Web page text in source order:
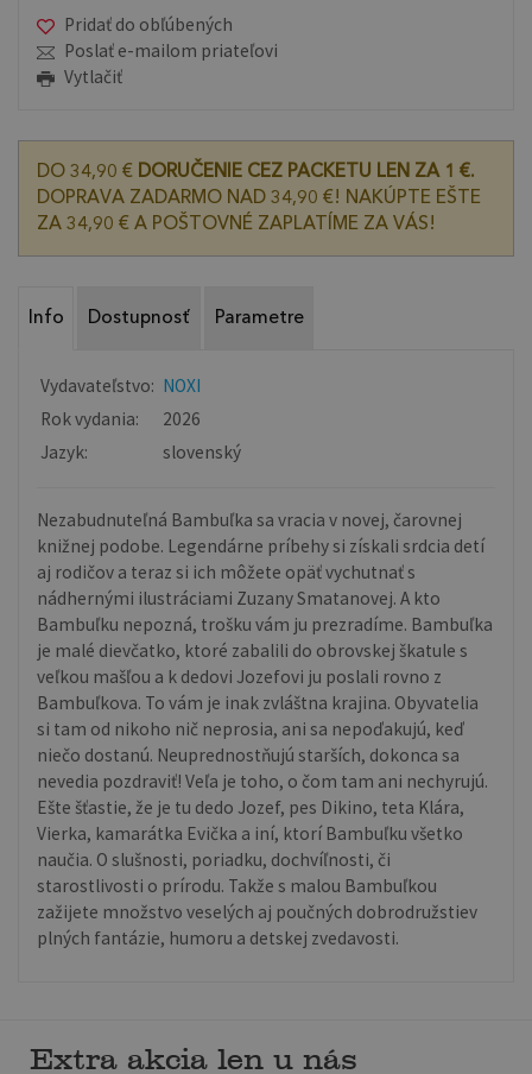
Pridať do obľúbených
Poslať e-mailom priateľovi
Vytlačiť
DO 34,90 € DORUČENIE CEZ PACKETU LEN ZA 1 €.
DOPRAVA ZADARMO NAD 34,90 €! NAKÚPTE EŠTE
ZA 34,90 € A POŠTOVNÉ ZAPLATÍME ZA VÁS!
Info Dostupnosť Parametre
Vydavateľstvo: NOXI
Rok vydania:
2026
Jazyk:
slovenský
Nezabudnuteľná Bambuľka sa vracia v novej, čarovnej
knižnej podobe. Legendárne príbehy si získali srdcia detí
aj rodičov a teraz si ich môžete opäť vychutnať s
nádhernými ilustráciami Zuzany Smatanovej. A kto
Bambuľku nepozná, trošku vám ju prezradíme. Bambuľka
je malé dievčatko, ktoré zabalili do obrovskej škatule s
veľkou mašľou a k dedovi Jozefovi ju poslali rovno z
Bambuľkova. To vám je inak zvláštna krajina. Obyvatelia
si tam od nikoho nič neprosia, ani sa nepoďakujú, keď
niečo dostanú. Neuprednostňujú starších, dokonca sa
nevedia pozdraviť! Veľa je toho, o čom tam ani nechyrujú.
Ešte šťastie, že je tu dedo Jozef, pes Dikino, teta Klára,
Vierka, kamarátka Evička a iní, ktorí Bambuľku všetko
naučia. O slušnosti, poriadku, dochvíľnosti, či
starostlivosti o prírodu. Takže s malou Bambuľkou
zažijete množstvo veselých aj poučných dobrodružstiev
plných fantázie, humoru a detskej zvedavosti.
Extra akcia len u nás